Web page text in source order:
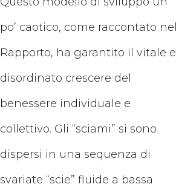
po’ caotico, come raccontato nel
Rapporto, ha garantito il vitale e
disordinato crescere del
benessere individuale e
collettivo. Gli “sciami” si sono
dispersi in una sequenza di
svariate “scie” fluide a bassa